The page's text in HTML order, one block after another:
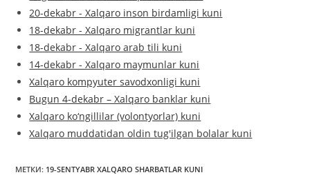
20-dekabr - Xalqaro inson birdamligi kuni
18-dekabr - Xalqaro migrantlar kuni
18-dekabr - Xalqaro arab tili kuni
14-dekabr - Xalqaro maymunlar kuni
Xalqaro kompyuter savodxonligi kuni
Bugun 4-dekabr – Xalqaro banklar kuni
Xalqaro ko‘ngillilar (volontyorlar) kuni
Xalqaro muddatidan oldin tug'ilgan bolalar kuni
МЕТКИ: 19-SENTYABR XALQARO SHARBATLAR KUNI